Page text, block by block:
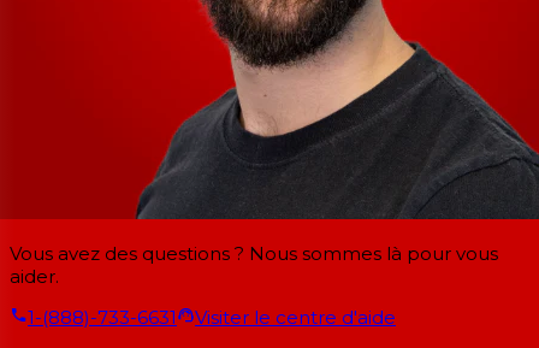
Vous avez des questions ? Nous sommes là pour vous
aider.
1-(888)-733-6631
Visiter le centre d'aide